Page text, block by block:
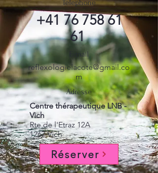
Telephone
+41 76 758 61
61
E-mail
reflexologielacote@gmail.co
m
Adresse
Centre thérapeutique LNB -
Vich
Rte de l'Etraz 12A
1267 Vich
Réserver